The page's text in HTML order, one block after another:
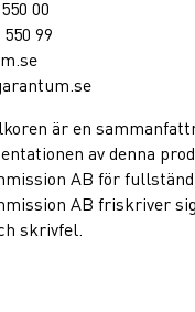
00
99
är en
av denna
AB för
AB friskriver
skrivfel.